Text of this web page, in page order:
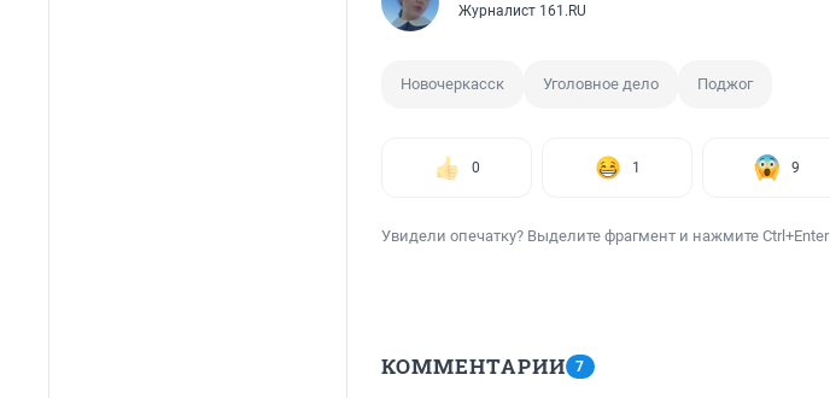
Журналист 161.RU
Новочеркасск Уголовное дело Поджог
0 1 9
Увидели опечатку? Выделите фрагмент и нажмите Ctrl+Enter
КОММЕНТАРИИ 7